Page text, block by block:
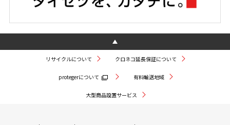
リサイクルについて クロネコ延長保証について
protegerについて 有料輸送地域
大型商品設置サービス